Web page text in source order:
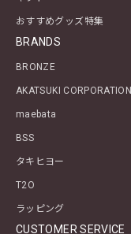
おすすめグッズ特集
BRANDS
BRONZE
AKATSUKI CORPORATION
maebata
BSS
タキヒヨー
T2O
ラッピング
CUSTOMER SERVICE